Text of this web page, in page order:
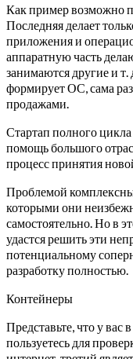
Как пример возможно
Последняя делает
приложения и
аппаратную часть
занимаются другие и т.
формирует ОС, сама
продажами.
Стартап полного
помощь большого
процесс принятия
Проблемой
которыми они
самостоятельно. Но в
удастся решить эти
потенциальному
разработку полностью.
Контейнеры
Представьте, что у
пользуетесь для